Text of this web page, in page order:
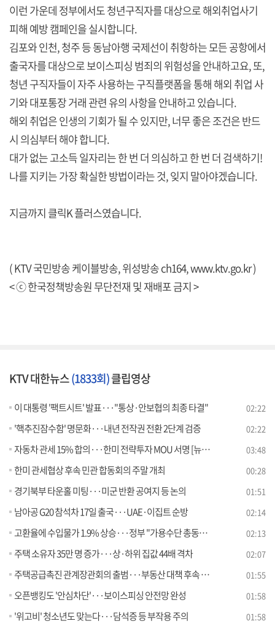
이런 가운데 정부에서도 청년구직자를 대상으로 해외취업사기
피해 예방 캠페인을 실시합니다.
김포와 인천, 청주 등 동남아행 국제선이 취항하는 모든 공항에서
출국자를 대상으로 보이스피싱 범죄의 위험성을 안내하고요, 또,
청년 구직자들이 자주 사용하는 구직플랫폼을 통해 해외 취업 사
기와 대포통장 거래 관련 유의 사항을 안내하고 있습니다.
해외 취업은 인생의 기회가 될 수 있지만, 너무 좋은 조건은 반드
시 의심부터 해야 합니다.
대가 없는 고소득 일자리는 한 번 더 의심하고 한 번 더 검색하기!
나를 지키는 가장 확실한 방법이라는 것, 잊지 말아야겠습니다.
지금까지 클릭K 플러스였습니다.
( KTV 국민방송 케이블방송, 위성방송 ch164,www.ktv.go.kr)
< ⓒ 한국정책방송원 무단전재 및 재배포 금지 >
KTV 대한뉴스(1833회)클립영상
이 대통령 '팩트시트' 발표···"통상·안보협의 최종 타결" 02:22
'핵추진잠수함' 명문화···내년 전작권 전환 2단계 검증 02:22
자동차 관세 15% 합의···한미 전략투자 MOU 서명 [뉴스의 맥] 03:48
한미 관세협상 후속 민관 합동회의 주말 개최 00:28
경기북부 타운홀 미팅···미군 반환 공여지 등 논의 01:51
남아공 G20 참석차 17일 출국···UAE·이집트 순방 02:14
고환율에 수입물가 1.9% 상승···정부 "가용수단 총동원 대응" 02:13
주택 소유자 35만 명 증가···상·하위 집값 44배 격차 02:07
주택공급촉진 관계장관회의 출범···부동산 대책 후속 논의 01:55
오픈뱅킹도 '안심차단'···보이스피싱 안전망 완성 01:58
'위고비' 청소년도 맞는다···담석증 등 부작용 주의 01:58